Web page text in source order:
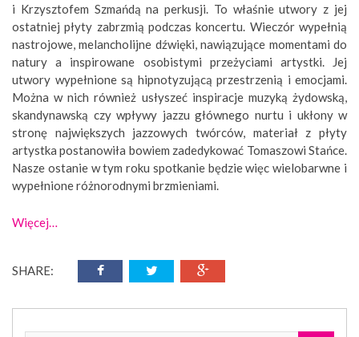
i Krzysztofem Szmańdą na perkusji. To właśnie utwory z jej
ostatniej płyty zabrzmią podczas koncertu. Wieczór wypełnią
nastrojowe, melancholijne dźwięki, nawiązujące momentami do
natury a inspirowane osobistymi przeżyciami artystki. Jej
utwory wypełnione są hipnotyzującą przestrzenią i emocjami.
Można w nich również usłyszeć inspiracje muzyką żydowską,
skandynawską czy wpływy jazzu głównego nurtu i ukłony w
stronę największych jazzowych twórców, materiał z płyty
artystka postanowiła bowiem zadedykować Tomaszowi Stańce.
Nasze ostanie w tym roku spotkanie będzie więc wielobarwne i
wypełnione różnorodnymi brzmieniami.
Więcej…
SHARE: